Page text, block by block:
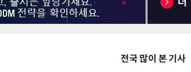
전국 많이 본 기사